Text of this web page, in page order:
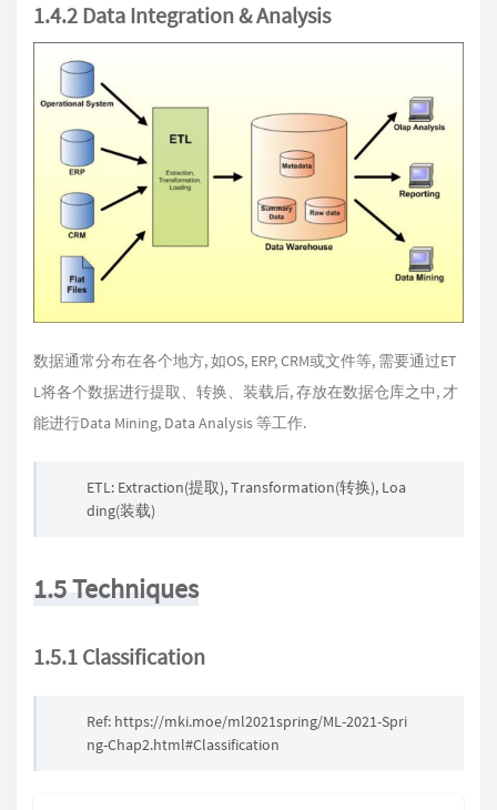
1.4.2 Data Integration & Analysis
数据通常分布在各个地方, 如OS, ERP, CRM或文件等, 需要通过ET
L将各个数据进行提取、转换、装载后, 存放在数据仓库之中, 才
能进行Data Mining, Data Analysis 等工作.
ETL: Extraction(提取), Transformation(转换), Loa
ding(装载)
1.5 Techniques
1.5.1 Classification
Ref: https://mki.moe/ml2021spring/ML-2021-Spri
ng-Chap2.html#Classification